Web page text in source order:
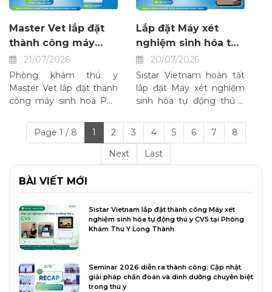
Master Vet lắp đặt
thành công máy
sinh hoá PV3 và máy
huyết học DH36 Vet
21/07/2026
Phòng khám thú y
Master Vet lắp đặt thành
công máy sinh hoá PV3
Lắp đặt Máy xét
nghiệm sinh hóa tự
động thú y CV5 tại
Phòng khám Thú y
Tư Điểm
20/07/2026
Sistar Vietnam hoàn tất
lắp đặt Máy xét nghiệm
sinh hóa tự động thú y
y Tư Điểm, giúp tối ưu
quy trình xét nghiệm,
nâng cao hiệu quả chẩn
đoán và điều trị thú y.
Page 1 / 8 1 2 3 4 5 6 7
8
Next
Last
BÀI VIẾT MỚI
Sistar Vietnam lắp đặt thành công Máy xét
nghiệm sinh hóa tự động thú y CV5 tại Phòng
Khám Thú Y Long Thành
Seminar 2026 diễn ra thành công: Cập nhật
giải pháp chẩn đoán và dinh dưỡng chuyên biệt
trong thú y